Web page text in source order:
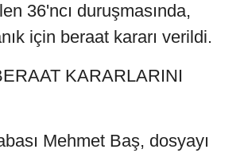
36'ncı duruşmasında,
için beraat kararı verildi.
KARARLARINI
Mehmet Baş, dosyayı